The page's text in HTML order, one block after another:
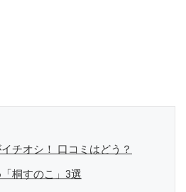
チオシ！ 口コミはどう？
桐すのこ」3選